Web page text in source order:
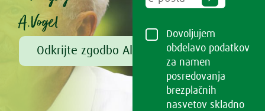
A.Vogel
Odkrijte zgodbo Alfreda Vogla
Dovoljujem
obdelavo podatkov
za namen
posredovanja
brezplačnih
nasvetov skladno